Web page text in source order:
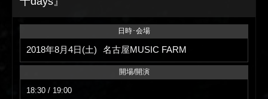
09月
日時･会場
2018年8月4日(土) 名古屋MUSIC FARM
開場/開演
18:30 / 19:00